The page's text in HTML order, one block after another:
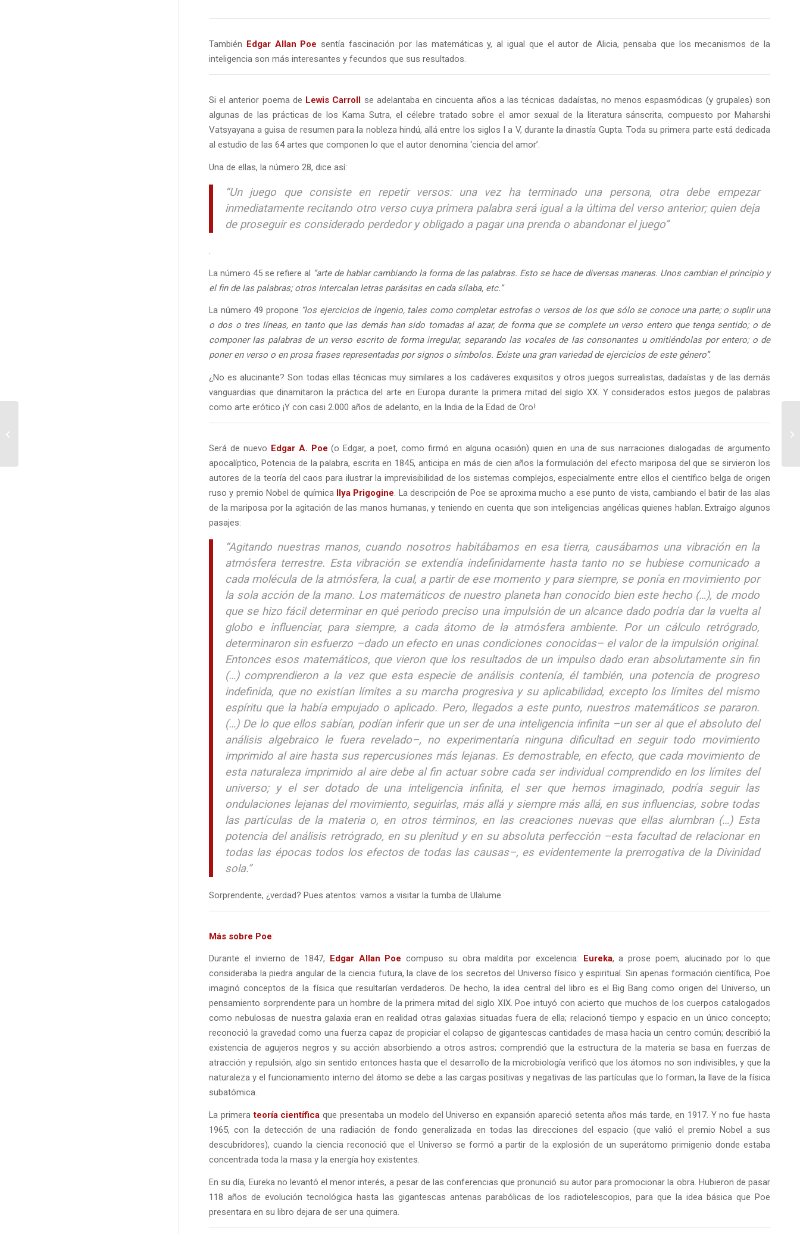
También Edgar Allan Poe sentía fascinación por las matemáticas y, al igual que el autor de Alicia, pensaba que los mecanismos de la
inteligencia son más interesantes y fecundos que sus resultados.
Si el anterior poema de Lewis Carroll se adelantaba en cincuenta años a las técnicas dadaístas, no menos espasmódicas (y grupales) son
algunas de las prácticas de los Kama Sutra, el célebre tratado sobre el amor sexual de la literatura sánscrita, compuesto por Maharshi
Vatsyayana a guisa de resumen para la nobleza hindú, allá entre los siglos I a V, durante la dinastía Gupta. Toda su primera parte está dedicada
al estudio de las 64 artes que componen lo que el autor denomina ‘ciencia del amor’.
Una de ellas, la número 28, dice así:
“Un juego que consiste en repetir versos: una vez ha terminado una persona, otra debe empezar
inmediatamente recitando otro verso cuya primera palabra será igual a la última del verso anterior; quien deja
de proseguir es considerado perdedor y obligado a pagar una prenda o abandonar el juego”
.
La número 45 se refiere al “arte de hablar cambiando la forma de las palabras. Esto se hace de diversas maneras. Unos cambian el principio y
el fin de las palabras; otros intercalan letras parásitas en cada sílaba, etc.”
La número 49 propone “los ejercicios de ingenio, tales como completar estrofas o versos de los que sólo se conoce una parte; o suplir una
o dos o tres líneas, en tanto que las demás han sido tomadas al azar, de forma que se complete un verso entero que tenga sentido; o de
componer las palabras de un verso escrito de forma irregular, separando las vocales de las consonantes u omitiéndolas por entero; o de
poner en verso o en prosa frases representadas por signos o símbolos. Existe una gran variedad de ejercicios de este género”.
¿No es alucinante? Son todas ellas técnicas muy similares a los cadáveres exquisitos y otros juegos surrealistas, dadaístas y de las demás
vanguardias que dinamitaron la práctica del arte en Europa durante la primera mitad del siglo XX. Y considerados estos juegos de palabras
como arte erótico ¡Y con casi 2.000 años de adelanto, en la India de la Edad de Oro!
Será de nuevo Edgar A. Poe (o Edgar, a poet, como firmó en alguna ocasión) quien en una de sus narraciones dialogadas de argumento
apocalíptico, Potencia de la palabra, escrita en 1845, anticipa en más de cien años la formulación del efecto mariposa del que se sirvieron los
autores de la teoría del caos para ilustrar la imprevisibilidad de los sistemas complejos, especialmente entre ellos el científico belga de origen
ruso y premio Nobel de química Ilya Prigogine. La descripción de Poe se aproxima mucho a ese punto de vista, cambiando el batir de las alas
de la mariposa por la agitación de las manos humanas, y teniendo en cuenta que son inteligencias angélicas quienes hablan. Extraigo algunos
pasajes:
“Agitando nuestras manos, cuando nosotros habitábamos en esa tierra, causábamos una vibración en la
atmósfera terrestre. Esta vibración se extendía indefinidamente hasta tanto no se hubiese comunicado a
cada molécula de la atmósfera, la cual, a partir de ese momento y para siempre, se ponía en movimiento por
la sola acción de la mano. Los matemáticos de nuestro planeta han conocido bien este hecho (…), de modo
que se hizo fácil determinar en qué periodo preciso una impulsión de un alcance dado podría dar la vuelta al
globo e influenciar, para siempre, a cada átomo de la atmósfera ambiente. Por un cálculo retrógrado,
determinaron sin esfuerzo –dado un efecto en unas condiciones conocidas– el valor de la impulsión original.
Entonces esos matemáticos, que vieron que los resultados de un impulso dado eran absolutamente sin fin
(…) comprendieron a la vez que esta especie de análisis contenía, él también, una potencia de progreso
indefinida, que no existían límites a su marcha progresiva y su aplicabilidad, excepto los límites del mismo
espíritu que la había empujado o aplicado. Pero, llegados a este punto, nuestros matemáticos se pararon.
(…) De lo que ellos sabían, podían inferir que un ser de una inteligencia infinita –un ser al que el absoluto del
análisis algebraico le fuera revelado–, no experimentaría ninguna dificultad en seguir todo movimiento
imprimido al aire hasta sus repercusiones más lejanas. Es demostrable, en efecto, que cada movimiento de
esta naturaleza imprimido al aire debe al fin actuar sobre cada ser individual comprendido en los límites del
universo; y el ser dotado de una inteligencia infinita, el ser que hemos imaginado, podría seguir las
ondulaciones lejanas del movimiento, seguirlas, más allá y siempre más allá, en sus influencias, sobre todas
las partículas de la materia o, en otros términos, en las creaciones nuevas que ellas alumbran (…) Esta
potencia del análisis retrógrado, en su plenitud y en su absoluta perfección –esta facultad de relacionar en
todas las épocas todos los efectos de todas las causas–, es evidentemente la prerrogativa de la Divinidad
sola.”
Sorprendente, ¿verdad? Pues atentos: vamos a visitar la tumba de Ulalume.
Más sobre Poe:
Durante el invierno de 1847, Edgar Allan Poe compuso su obra maldita por excelencia: Eureka, a prose poem, alucinado por lo que
consideraba la piedra angular de la ciencia futura, la clave de los secretos del Universo físico y espiritual. Sin apenas formación científica, Poe
imaginó conceptos de la física que resultarían verdaderos. De hecho, la idea central del libro es el Big Bang como origen del Universo, un
pensamiento sorprendente para un hombre de la primera mitad del siglo XIX. Poe intuyó con acierto que muchos de los cuerpos catalogados
como nebulosas de nuestra galaxia eran en realidad otras galaxias situadas fuera de ella; relacionó tiempo y espacio en un único concepto;
reconoció la gravedad como una fuerza capaz de propiciar el colapso de gigantescas cantidades de masa hacia un centro común; describió la
existencia de agujeros negros y su acción absorbiendo a otros astros; comprendió que la estructura de la materia se basa en fuerzas de
atracción y repulsión, algo sin sentido entonces hasta que el desarrollo de la microbiología verificó que los átomos no son indivisibles, y que la
naturaleza y el funcionamiento interno del átomo se debe a las cargas positivas y negativas de las partículas que lo forman, la llave de la física
subatómica.
La primerateoría científica que presentaba un modelo del Universo en expansión apareció setenta años más tarde, en 1917. Y no fue hasta
1965, con la detección de una radiación de fondo generalizada en todas las direcciones del espacio (que valió el premio Nobel a sus
descubridores), cuando la ciencia reconoció que el Universo se formó a partir de la explosión de un superátomo primigenio donde estaba
concentrada toda la masa y la energía hoy existentes.
En su día, Eureka no levantó el menor interés, a pesar de las conferencias que pronunció su autor para promocionar la obra. Hubieron de pasar
118 años de evolución tecnológica hasta las gigantescas antenas parabólicas de los radiotelescopios, para que la idea básica que Poe
presentara en su libro dejara de ser una quimera.